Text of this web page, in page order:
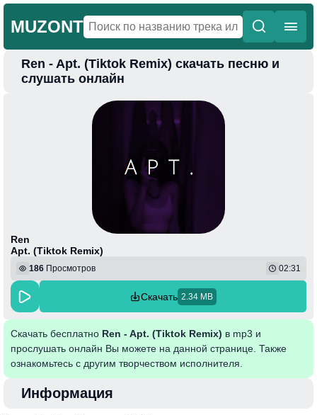
MUZONT
Главная
Ren - Apt. (Tiktok Remix) скачать песню и
слушать онлайн
Ren
Apt. (Tiktok Remix)
186 Просмотров 02:31
Скачать 2.34 MB
Скачать бесплатно Ren - Apt. (Tiktok Remix) в mp3 и
прослушать онлайн Вы можете на данной странице. Также
ознакомьтесь с другим творчеством исполнителя.
Информация